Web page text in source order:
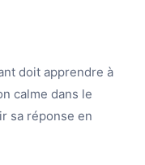
doit apprendre à
calme dans le
sa réponse en